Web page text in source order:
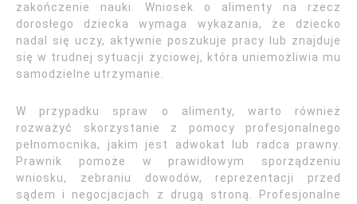
zakończenie nauki. Wniosek o alimenty na rzecz
dorosłego dziecka wymaga wykazania, że dziecko
nadal się uczy, aktywnie poszukuje pracy lub znajduje
się w trudnej sytuacji życiowej, która uniemożliwia mu
samodzielne utrzymanie.
W przypadku spraw o alimenty, warto również
rozważyć skorzystanie z pomocy profesjonalnego
pełnomocnika, jakim jest adwokat lub radca prawny.
Prawnik pomoże w prawidłowym sporządzeniu
wniosku, zebraniu dowodów, reprezentacji przed
sądem i negocjacjach z drugą stroną. Profesjonalne